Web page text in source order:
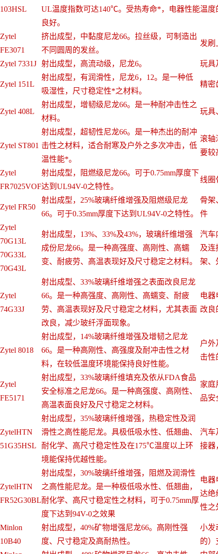
103HSL
UL温度指数可达140℃。受热寿命*，电器性能
良好。
温度
Zytel
FE3071
挤出成型，中黏度尼龙66。拉丝级，可制造出
不同圆周的发丝。
发刷
Zytel 7331J 射出成型，高流动级，尼龙6。 玩具
Zytel 151L
射出成型，有润滑性，尼龙6，12。是一种低
吸湿性，尺寸稳定性*之材料。
精密
Zytel 408L
射出成型，增韧级尼龙66。是一种耐冲击性之
材料。
玩具
Zytel ST801
射出成型，超韧性尼龙66。是一种杰出的耐冲
击性之材料，适合耐寒及户外之多次冲击，低
温性能*。
滚轴
要较
Zytel
FR7025VOF
射出成型，阻燃级尼龙66。可于0.75mm厚度下
达到UL94V-0之特性。
线圈
Zytel FR50
射出成型，25%玻璃纤维增强及阻燃级尼龙
66。可于0.35mm厚度下达到UL94V-0之特性。
骨架
件
Zytel
70G13L
70G33L
70G43L
射出成型，13%、33%及43%，玻璃纤维增强
成份尼龙66。是一种高强度、高刚性、高蠕
变、耐疲劳、高温表现好及尺寸稳定之材料。
汽车
及连
架、
Zytel
74G33J
射出成型、33%玻璃纤维增强之表面改良尼龙
66。是一种高强度、高刚性、高蠕变、耐疲
劳、高温表现好及尺寸稳定之材料，尤其表面
改良，减少玻纤浮面现象。
电器
改良
Zytel 8018
射出成型，14%玻璃纤维增强及增韧之尼龙
66。是一种高刚性、高强度及耐冲击性之材
料，在较低温度环境能保持良好性能。
户外
击性
Zytel
FE5171
射出成型，33%玻璃纤维填充及依从FDA食品
安全标准之尼龙66。是一种高强度、高刚性、
高温表面良好及尺寸稳定之材料。
家庭
品安
ZytelHTN
51G35HSL
射出成型，35%玻璃纤维增强，热稳定性及润
滑性之高性能尼龙。具极低吸水性、低翘曲、
耐化学、高尺寸稳定性及在175℃温度以上环
境能保持优越性能。
汽车
接器
ZytelHTN
FR52G30BL
射出成型，30%玻缡纤维增强，阻燃及润滑性
之高性能尼龙。是一种极低吸水性、低翘曲，
耐化学、高尺寸稳定性之材料，可于0.75mm厚
度下达到94V-0之效果
电器
达绝
性之
Minlon
10B40
射出成型，40%矿物增强尼龙66。高刚性强
度、尺寸稳定及高耐热性。
小发
的）